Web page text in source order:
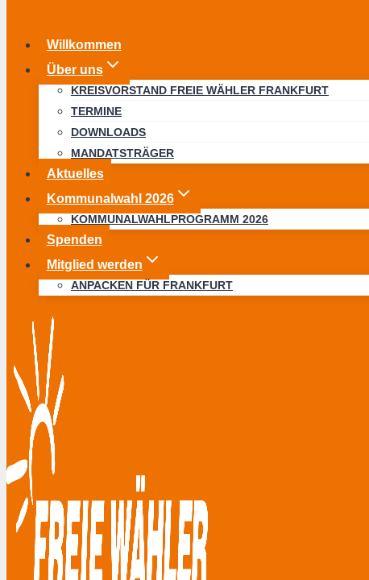
Willkommen
Über uns
KREISVORSTAND FREIE WÄHLER FRANKFURT
TERMINE
DOWNLOADS
MANDATSTRÄGER
Aktuelles
Kommunalwahl 2026
KOMMUNALWAHLPROGRAMM 2026
Spenden
Mitglied werden
ANPACKEN FÜR FRANKFURT